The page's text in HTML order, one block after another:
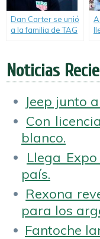
Dan Carter se unió
a la familia de TAG
Noticias
Jeep junto
Con
blanco.
Llega
país.
Rexona
para los
Fantoche